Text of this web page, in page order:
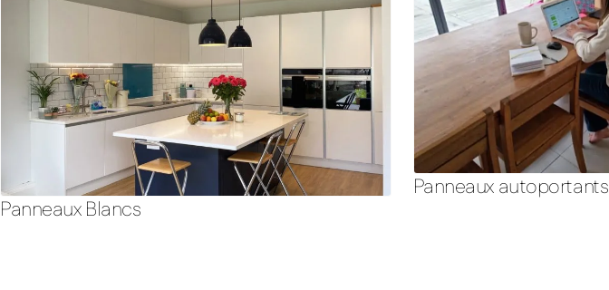
Panneaux Blancs
Panneaux autoportants